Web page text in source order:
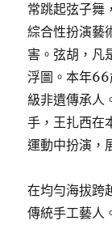
常跳起弦子舞
綜合性扮演藝
害。弦胡，凡
浮圖。本年
級非遺傳承人
手，王扎西在
運動中扮演，
在均勻海拔跨
傳統手工藝人